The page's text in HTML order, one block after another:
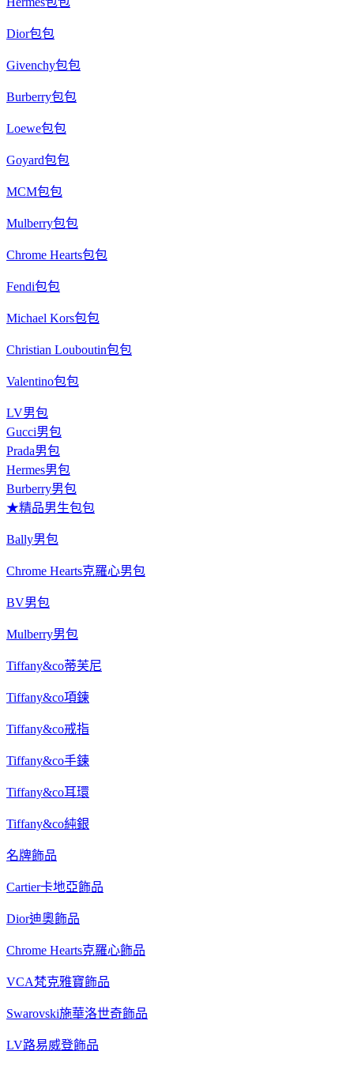
Dior包包
Givenchy包包
Burberry包包
Loewe包包
Goyard包包
MCM包包
Mulberry包包
Chrome Hearts包包
Fendi包包
Michael Kors包包
Christian Louboutin包包
Valentino包包
LV男包
Gucci男包
Prada男包
Hermes男包
Burberry男包
★精品男生包包
Bally男包
Chrome Hearts克羅心男包
BV男包
Mulberry男包
Tiffany&co蒂芙尼
Tiffany&co項鍊
Tiffany&co戒指
Tiffany&co手鍊
Tiffany&co耳環
Tiffany&co純銀
名牌飾品
Cartier卡地亞飾品
Dior迪奧飾品
Chrome Hearts克羅心飾品
VCA梵克雅寶飾品
Swarovski施華洛世奇飾品
LV路易威登飾品